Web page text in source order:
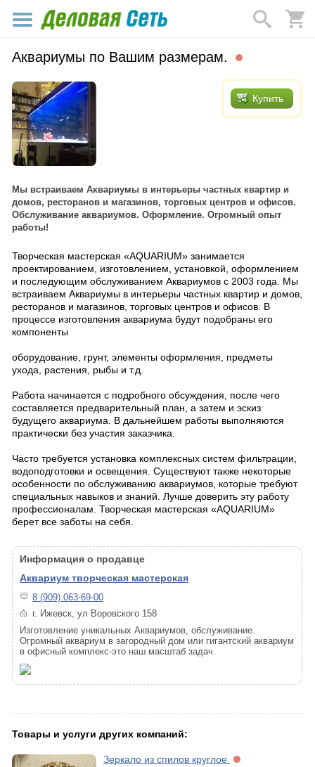
Аквариумы по Вашим размерам.
Купить
Мы встраиваем Аквариумы в интерьеры частных квартир и
домов, ресторанов и магазинов, торговых центров и офисов.
Обслуживание аквариумов. Оформление. Огромный опыт
работы!
Творческая мастерская «AQUARIUM» занимается
проектированием, изготовлением, установкой, оформлением
и последующим обслуживанием Аквариумов с 2003 года. Мы
встраиваем Аквариумы в интерьеры частных квартир и домов,
ресторанов и магазинов, торговых центров и офисов. В
процессе изготовления аквариума будут подобраны его
компоненты
оборудование, грунт, элементы оформления, предметы
ухода, растения, рыбы и т.д.
Работа начинается с подробного обсуждения, после чего
составляется предварительный план, а затем и эскиз
будущего аквариума. В дальнейшем работы выполняются
практически без участия заказчика.
Часто требуется установка комплексных систем фильтрации,
водоподготовки и освещения. Существуют также некоторые
особенности по обслуживанию аквариумов, которые требуют
специальных навыков и знаний. Лучше доверить эту работу
профессионалам. Творческая мастерская «AQUARIUM»
берет все заботы на себя.
Информация о продавце
Аквариум творческая мастерская
8 (909) 063-69-00
г. Ижевск, ул Воровского 158
Изготовление уникальных Аквариумов, обслуживание.
Огромный аквариум в загородный дом или гигантский аквариум
в офисный комплекс-это наш масштаб задач.
Товары и услуги других компаний:
Зеркало из спилов круглое